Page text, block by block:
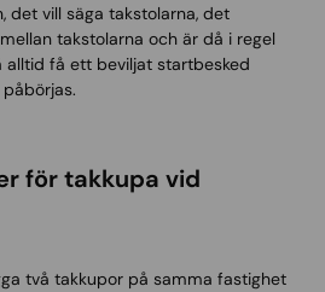
det vill säga takstolarna, det
takstolarna och är då i regel
alltid få ett beviljat startbesked
för takkupa vid
två takkupor på samma fastighet